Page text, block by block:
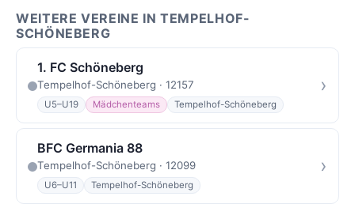
WEITERE VEREINE IN TEMPELHOF-
SCHÖNEBERG
1. FC Schöneberg
Tempelhof-Schöneberg · 12157
U5–U19 Mädchenteams Tempelhof-Schöneberg
›
BFC Germania 88
Tempelhof-Schöneberg · 12099
U6–U11 Tempelhof-Schöneberg
›